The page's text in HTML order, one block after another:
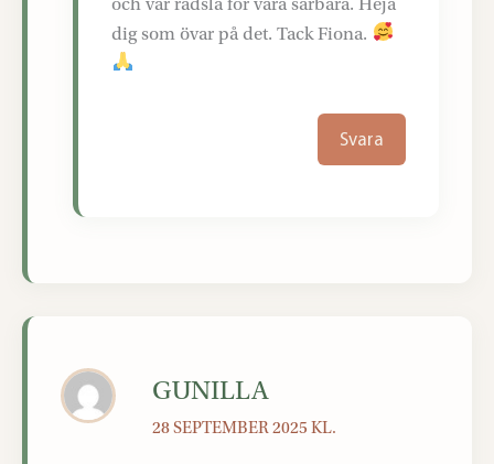
dig som övar på det. Tack Fiona.
Svara
GUNILLA
28 SEPTEMBER 2025 KL.